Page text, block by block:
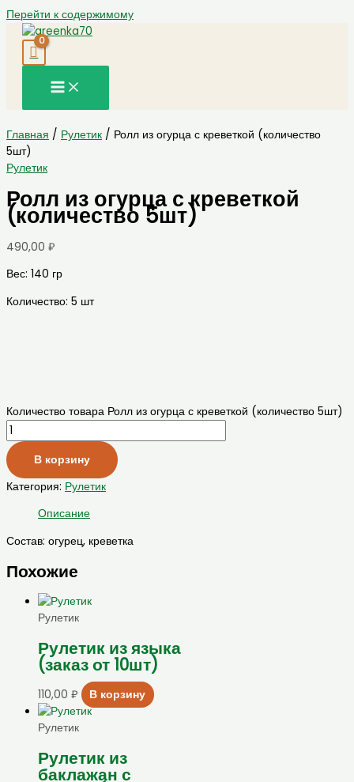
Перейти к содержимому
Главная / Рулетик / Ролл из огурца с креветкой (количество
5шт)
Рулетик
Ролл из огурца с креветкой
(количество 5шт)
490,00 ₽
Вес: 140 гр
Количество: 5 шт
Количество товара Ролл из огурца с креветкой (количество 5шт)
В корзину
Категория: Рулетик
Описание
Состав: огурец, креветка
Похожие
Рулетик
Рулетик из языка
(заказ от 10шт)
110,00 ₽ В корзину
Рулетик
Рулетик из
баклажан с